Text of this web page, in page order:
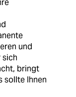
und
sich
bringt
sollte Ihnen